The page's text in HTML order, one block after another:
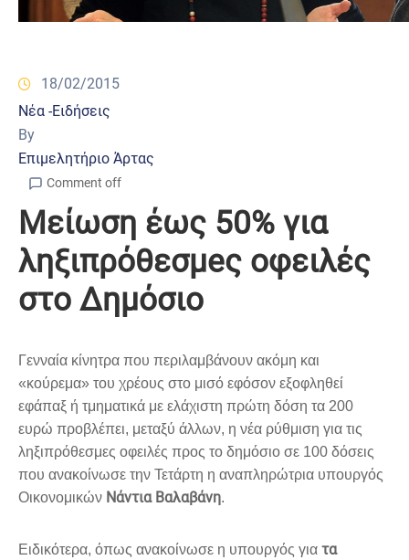
18/02/2015
Νέα -Ειδήσεις
By
Επιμελητήριο Άρτας
Comment off
Μείωση έως 50% για
ληξιπρόθεσμeς οφειλές
στο Δημόσιο
Γενναία κίνητρα που περιλαμβάνουν ακόμη και
«κούρεμα» του χρέους στο μισό εφόσον εξοφληθεί
εφάπαξ ή τμηματικά με ελάχιστη πρώτη δόση τα 200
ευρώ προβλέπει, μεταξύ άλλων, η νέα ρύθμιση για τις
ληξιπρόθεσμες οφειλές προς το δημόσιο σε 100 δόσεις
που ανακοίνωσε την Τετάρτη η αναπληρώτρια υπουργός
Οικονομικών Νάντια Βαλαβάνη.
Ειδικότερα, όπως ανακοίνωσε η υπουργός για τα